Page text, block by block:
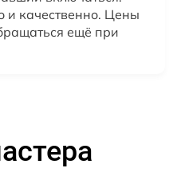
и качественно. Цены
ещё при